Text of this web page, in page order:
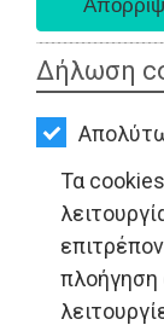
Δήλωση
Τα
πλοήγηση
ΤΟΠΙΚΗ
ΣΠΙΤΙ-
ΚΗΠΟΣ
ΤΟΠΙΚΗ